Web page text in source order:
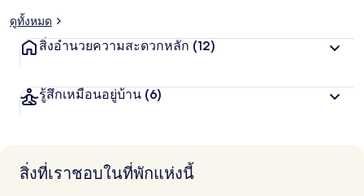
ดูทั้งหมด
สิ่งอำนวยความสะดวกหลัก (12)
รู้สึกเหมือนอยู่บ้าน (6)
สิ่งที่เราชอบในที่พักแห่งนี้